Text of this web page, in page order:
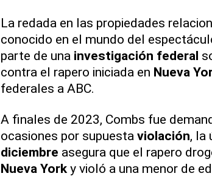
La redada en las propiedades
conocido en el mundo del
parte de una investigación federal
contra el rapero iniciada en Nueva
federales a ABC.
A finales de 2023, Combs fue
ocasiones por supuesta violación, la
diciembre asegura que el rapero
Nueva Yorky violó a una menor de